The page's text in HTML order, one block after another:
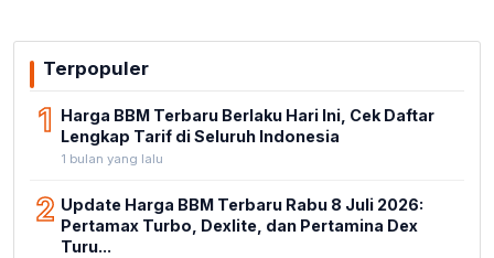
Terpopuler
1 Harga BBM Terbaru Berlaku Hari Ini, Cek Daftar
Lengkap Tarif di Seluruh Indonesia
1 bulan yang lalu
2 Update Harga BBM Terbaru Rabu 8 Juli 2026:
Pertamax Turbo, Dexlite, dan Pertamina Dex
Turu...